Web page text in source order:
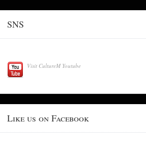
SNS
Visit CultureM Youtube
Like us on Facebook